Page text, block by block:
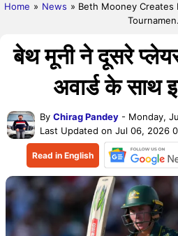
Home » News » Beth Mooney Creates
बेथ मूनी ने दूसरे
अवार्ड के साथ
By Chirag Pandey - Monday,
Last Updated on Jul 06, 2026
Read in English